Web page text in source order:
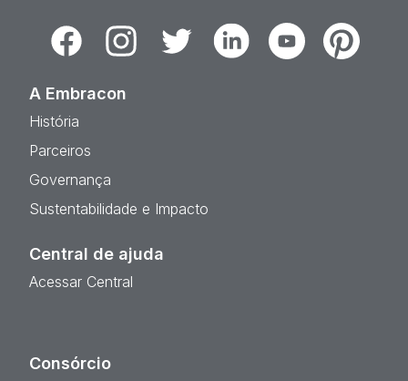
FacebookInstagramTwitter LinkedinYoutubePinterest
A Embracon
História
Parceiros
Governança
Sustentabilidade e Impacto
Central de ajuda
Acessar Central
Consórcio